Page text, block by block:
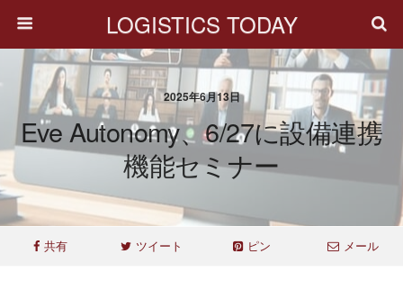
LOGISTICS TODAY
2025年6月13日
Eve Autonomy、6/27に設備連携
機能セミナー
共有 ツイート ピン メール